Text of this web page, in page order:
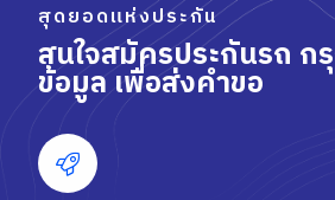
สุดยอดแห่งประกัน
สนใจสมัครประกันรถ ก
ข้อมูล เพื่อส่งคำขอ